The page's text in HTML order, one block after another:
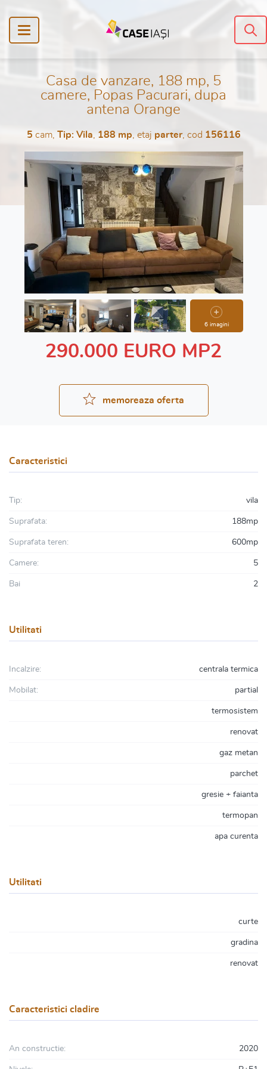
Casa de vanzare, 188 mp, 5
camere, Popas Pacurari, dupa
antena Orange
5 cam, Tip: Vila 188 mp , etaj parter, cod 156116
6 imagini
290.000 EURO MP2
memoreaza oferta
Caracteristici
Tip: vila
Suprafata: 188mp
Suprafata teren: 600mp
Camere: 5
Bai 2
Utilitati
Incalzire: centrala termica
Mobilat: partial
termosistem
renovat
gaz metan
parchet
gresie + faianta
termopan
apa curenta
Utilitati
curte
gradina
renovat
Caracteristici cladire
An constructie: 2020